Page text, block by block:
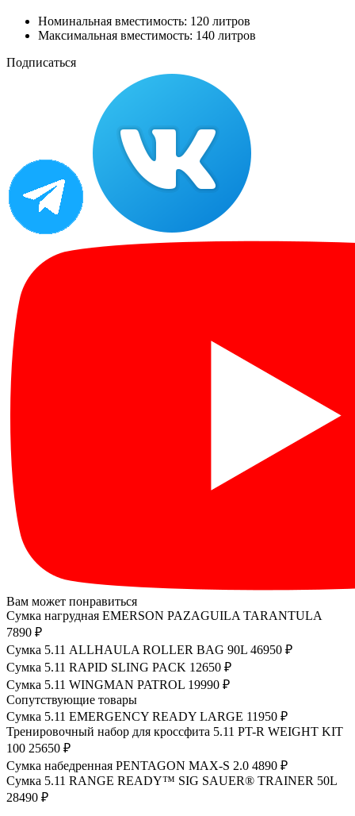
Номинальная вместимость: 120 литров
Максимальная вместимость: 140 литров
Подписаться
Вам может понравиться
Сумка нагрудная EMERSON PAZAGUILA TARANTULA
7890 ₽
Сумка 5.11 ALLHAULA ROLLER BAG 90L 46950 ₽
Сумка 5.11 RAPID SLING PACK 12650 ₽
Сумка 5.11 WINGMAN PATROL 19990 ₽
Сопутствующие товары
Сумка 5.11 EMERGENCY READY LARGE 11950 ₽
Тренировочный набор для кроссфита 5.11 PT-R WEIGHT KIT
100 25650 ₽
Сумка набедренная PENTAGON MAX-S 2.0 4890 ₽
Сумка 5.11 RANGE READY™ SIG SAUER® TRAINER 50L
28490 ₽